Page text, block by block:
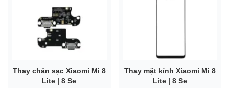
Thay chân sạc Xiaomi Mi 8
Lite | 8 Se
Thay mặt kính Xiaomi Mi 8
Lite | 8 Se